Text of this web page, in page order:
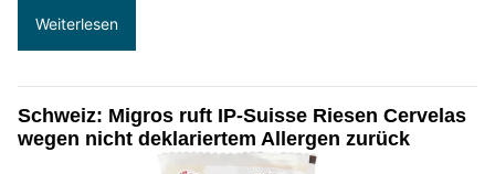
Weiterlesen
Schweiz: Migros ruft IP-Suisse Riesen Cervelas
wegen nicht deklariertem Allergen zurück